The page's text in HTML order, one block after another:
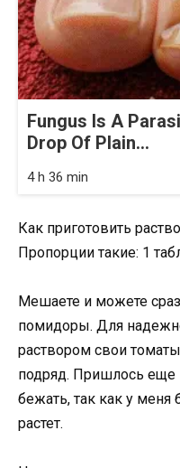
Fungus Is A
Drop Of Plain...
4 h 36 min
Как приготовить
Пропорции такие: 1
Мешаете и можете
помидоры. Для
раствором свои
подряд. Пришлось еще
бежать, так как у меня
растет.